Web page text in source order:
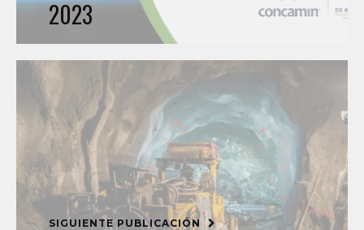
2023
SIGUIENTE PUBLICACIÓN